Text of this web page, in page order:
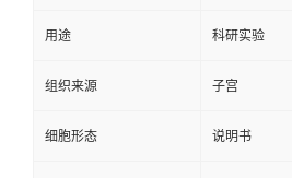
用途 科研实验
组织来源 子宫
细胞形态 说明书